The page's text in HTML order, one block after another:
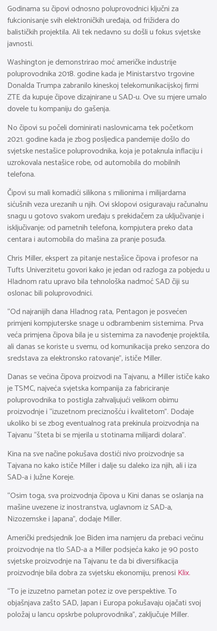
Godinama su čipovi odnosno poluprovodnici ključni za
fukcionisanje svih elektroničkih uređaja, od frižidera do
balističkih projektila. Ali tek nedavno su došli u fokus svjetske
javnosti.
Washington je demonstrirao moć američke industrije
poluprovodnika 2018. godine kada je Ministarstvo trgovine
Donalda Trumpa zabranilo kineskoj telekomunikacijskoj firmi
ZTE da kupuje čipove dizajnirane u SAD-u. Ove su mjere umalo
dovele tu kompaniju do gašenja.
No čipovi su počeli dominirati naslovnicama tek početkom
2021. godine kada je zbog posljedica pandemije došlo do
svjetske nestašice poluprovodnika, koja je potaknula inflaciju i
uzrokovala nestašice robe, od automobila do mobilnih
telefona.
Čipovi su mali komadići silikona s milionima i milijardama
sićušnih veza urezanih u njih. Ovi sklopovi osiguravaju računalnu
snagu u gotovo svakom uređaju s prekidačem za uključivanje i
isključivanje; od pametnih telefona, kompjutera preko data
centara i automobila do mašina za pranje posuđa.
Chris Miller, ekspert za pitanje nestašice čipova i profesor na
Tufts Univerzitetu govori kako je jedan od razloga za pobjedu u
Hladnom ratu upravo bila tehnološka nadmoć SAD čiji su
oslonac bili poluprovodnici.
“Od najranijih dana Hladnog rata, Pentagon je posvećen
primjeni kompjuterske snage u odbrambenim sistemima. Prva
veća primjena čipova bila je u sistemima za navođenje projektila,
ali danas se koriste u svemu, od komunikacija preko senzora do
sredstava za elektronsko ratovanje”, ističe Miller.
Danas se većina čipova proizvodi na Tajvanu, a Miller ističe kako
je TSMC, najveća svjetska kompanija za fabriciranje
poluprovodnika to postigla zahvaljujući velikom obimu
proizvodnje i “izuzetnom preciznošću i kvalitetom”. Dodaje
ukoliko bi se zbog eventualnog rata prekinula proizvodnja na
Tajvanu “šteta bi se mjerila u stotinama milijardi dolara”.
Kina na sve načine pokušava dostići nivo proizvodnje sa
Tajvana no kako ističe Miller i dalje su daleko iza njih, ali i iza
SAD-a i Južne Koreje.
“Osim toga, sva proizvodnja čipova u Kini danas se oslanja na
mašine uvezene iz inostranstva, uglavnom iz SAD-a,
Nizozemske i Japana”, dodaje Miller.
Američki predsjednik Joe Biden ima namjeru da prebaci većinu
proizvodnje na tlo SAD-a a Miller podsjeća kako je 90 posto
svjetske proizvodnje na Tajvanu te da bi diversifikacija
proizvodnje bila dobra za svjetsku ekonomiju, prenosi Klix.
“To je izuzetno pametan potez iz ove perspektive. To
objašnjava zašto SAD, Japan i Europa pokušavaju ojačati svoj
položaj u lancu opskrbe poluprovodnika”, zaključuje Miller.